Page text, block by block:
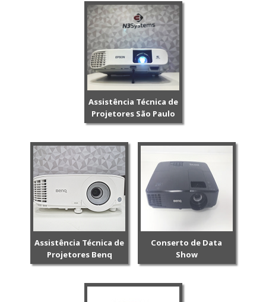
Assistência Técnica de
Projetores São Paulo
Assistência Técnica de
Projetores Benq
Conserto de Data
Show